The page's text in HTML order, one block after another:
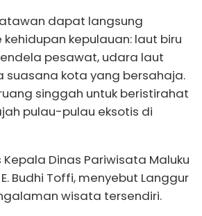
dapat langsung
kepulauan: laut biru
pesawat, udara laut
suasana kota yang bersahaja.
singgah untuk beristirahat
pulau-pulau eksotis di
Dinas Pariwisata Maluku
Budhi Toffi, menyebut Langgur
wisata tersendiri.